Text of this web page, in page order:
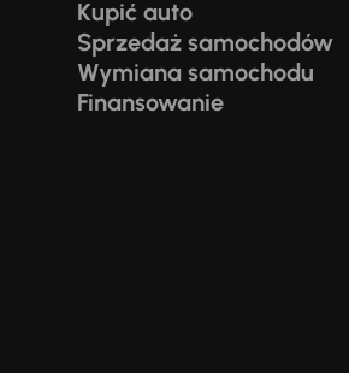
Kupić auto
Sprzedaż samochodów
Wymiana samochodu
Finansowanie